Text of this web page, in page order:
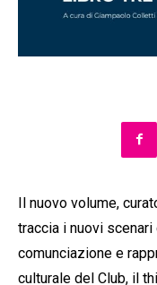
Il nuovo volume,
traccia i nuovi
comunciazione e
culturale del Club, il